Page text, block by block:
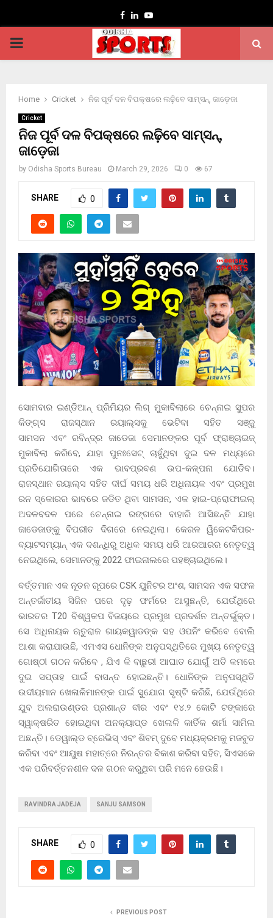
Facebook
LinkedinYoutube
PRIMARY
Home Cricket ନିଜ ପୂର୍ବ ଦଳ ବିପକ୍ଷରେ ଲଢ଼ିବେ ସାମ୍‌ସନ୍‌, ଜାଡ଼େଜା
Cricket
ନିଜ ପୂର୍ବ ଦଳ ବିପକ୍ଷରେ ଲଢ଼ିବେ ସାମ୍‌ସନ୍‌,
ଜାଡ଼େଜା
by Odisha Sports Bureau March 29, 2026 0 67
SHARE 0
ସୋମବାର ଇଣ୍ଡିଆନ୍ ପ୍ରିମିୟର ଲିଗ୍ ମୁକାବିଲାରେ ଚେନ୍ନାଇ ସୁପର
କିଙ୍ଗ୍ସ ରାଜସ୍ଥାନ ରୟାଲ୍ସକୁ ଭେଟିବା ସହିତ ସଞ୍ଜୁ
ସାମସନ ଏବଂ ରବିନ୍ଦ୍ର ଜାଡେଜା ସେମାନଙ୍କର ପୂର୍ବ ଫ୍ରାଞ୍ଚାଇଜ୍
ମୁକାବିଲା କରିବେ, ଯାହା ପୁନଃସେଟ୍ ଚାହୁଁଥିବା ଦୁଇ ଦଳ ମଧ୍ୟରେ
ପ୍ରତିଯୋଗିତାରେ ଏକ ଭାବପ୍ରବଣ ଉପ-କଳ୍ପନା ଯୋଡିବ।
ରାଜସ୍ଥାନ ରୟାଲ୍ସ ସହିତ ଦୀର୍ଘ ସମୟ ଧରି ଅଧିନାୟକ ଏବଂ ପ୍ରମୁଖ
ରନ ସ୍କୋରର ଭାବରେ ଜଡିତ ଥିବା ସାମସନ, ଏକ ହାଇ-ପ୍ରୋଫାଇଲ୍
ଅଦଳବଦଳ ପରେ ଚେନ୍ନାଇ ରଙ୍ଗରେ ବାହାରି ଆସିଛନ୍ତି ଯାହା
ଜାଡେଜାଙ୍କୁ ବିପରୀତ ଦିଗରେ ନେଇଥିଲା। କେରଳ ୱିକେଟକିପର-
ବ୍ୟାଟସମ୍ୟାନ୍ ଏକ ଦଶନ୍ଧିରୁ ଅଧିକ ସମୟ ଧରି ଆରଆରର ନେତୃତ୍ୱ
ନେଇଥିଲେ, ସେମାନଙ୍କୁ 2022 ଫାଇନାଲରେ ପହଞ୍ଚାଇଥିଲେ।
ବର୍ତ୍ତମାନ ଏକ ନୂତନ ରୂପରେ CSK ୟୁନିଟର ଅଂଶ, ସାମସନ ଏକ ସଫଳ
ଅନ୍ତର୍ଜାତୀୟ ସିଜିନ ପରେ ଦୃଢ଼ ଫର୍ମରେ ଆସୁଛନ୍ତି, ଯେଉଁଥିରେ
ଭାରତର T20 ବିଶ୍ୱକପ ବିଜୟରେ ପ୍ରମୁଖ ପ୍ରଦର୍ଶନ ଅନ୍ତର୍ଭୁକ୍ତ।
ସେ ଅଧିନାୟକ ଋତୁରାଜ ଗାୟକୱାଡଙ୍କ ସହ ଓପନିଂ କରିବେ ବୋଲି
ଆଶା କରାଯାଉଛି, ଏମଏସ ଧୋନିଙ୍କ ଅନୁପସ୍ଥିତିରେ ମୁଖ୍ୟ ନେତୃତ୍ୱ
ଗୋଷ୍ଠୀ ଗଠନ କରିବେ , ଯିଏ କି ବାଛୁରୀ ଆଘାତ ଯୋଗୁଁ ଅତି କମରେ
ଦୁଇ ସପ୍ତାହ ପାଇଁ ବାସନ୍ଦ ହୋଇଛନ୍ତି। ଧୋନିଙ୍କ ଅନୁପସ୍ଥିତି
ଉଦୀୟମାନ ଖେଳାଳିମାନଙ୍କ ପାଇଁ ସୁଯୋଗ ସୃଷ୍ଟି କରିଛି, ଯେଉଁଥିରେ
ଯୁବ ଅଲରାଉଣ୍ଡର ପ୍ରଶାନ୍ତ ବୀର ଏବଂ ୧୪.୨ କୋଟି ଟଙ୍କାରେ
ସ୍ୱାକ୍ଷରିତ ହୋଇଥିବା ଅନକ୍ୟାପ୍ଡ ଖେଳାଳି କାର୍ତିକ ଶର୍ମା ସାମିଲ
ଅଛନ୍ତି। ଡେୱାଲ୍ଡ ବ୍ରେଭିସ୍ ଏବଂ ଶିବମ୍ ଦୁବେ ମଧ୍ୟକ୍ରମକୁ ମଜବୁତ
କରିବା ଏବଂ ଆୟୁଷ ମହାତ୍ରେ ନିରନ୍ତର ବିକାଶ କରିବା ସହିତ, ସିଏସକେ
ଏକ ପରିବର୍ତ୍ତନଶୀଳ ଦଳ ଗଠନ କରୁଥିବା ପରି ମନେ ହେଉଛି।
RAVINDRA JADEJA SANJU SAMSON
SHARE 0
PREVIOUS POST